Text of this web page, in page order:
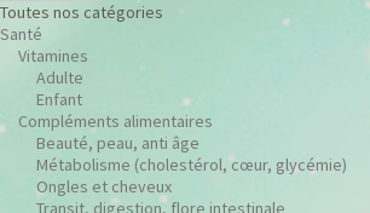
Toutes nos catégories
Santé
Vitamines
Adulte
Enfant
Compléments alimentaires
Beauté, peau, anti âge
Métabolisme (cholestérol, cœur, glycémie)
Ongles et cheveux
Transit, digestion, flore intestinale